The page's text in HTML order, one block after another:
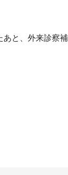
と、外来診察